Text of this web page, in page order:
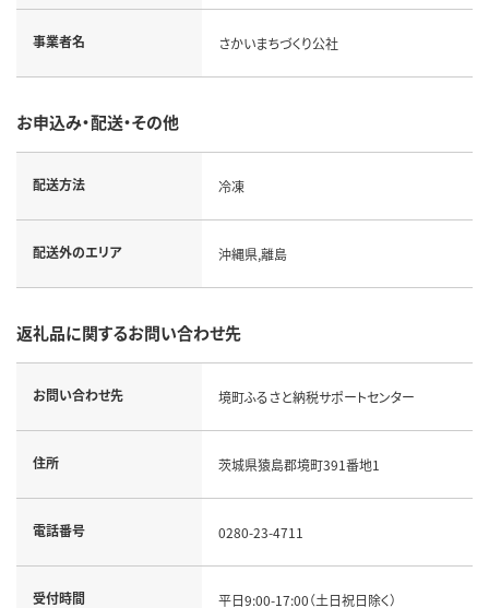
事業者名 さかいまちづくり公社
お申込み・配送・その他
配送方法 冷凍
配送外のエリア 沖縄県,離島
返礼品に関するお問い合わせ先
お問い合わせ先 境町ふるさと納税サポートセンター
住所 茨城県猿島郡境町391番地1
電話番号 0280-23-4711
受付時間 平日9:00-17:00（土日祝日除く）